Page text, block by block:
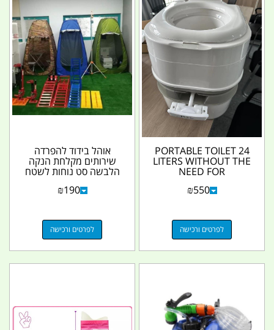
PORTABLE TOILET 24
LITERS WITHOUT THE
NEED FOR
CAMPINGLIFE
₪550
לפרטים ורכישה
אוהל בידוד להפרדה
שירותים מקלחת הנקה
הלבשה סט נוחות לשטח
₪190
לפרטים ורכישה